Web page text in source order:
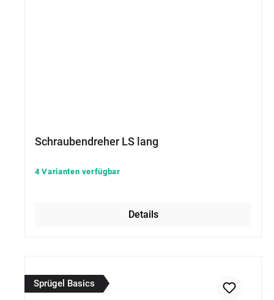
Schraubendreher LS lang
4 Varianten verfügbar
Details
Sprügel Basics